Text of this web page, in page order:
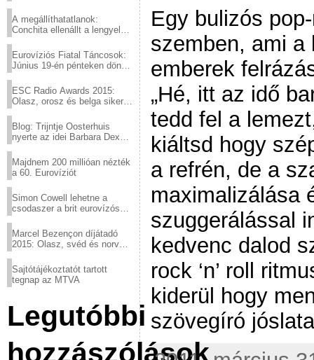
A megállíthatatlanok:
Conchita ellenállt a lengyel
Eurovíziós Fiatal Táncosok:
Június 19-én pénteken döntő
ESC Radio Awards 2015:
Olasz, orosz és belga siker,
Blog: Trijntje Oosterhuis
nyerte az idei Barbara Dex
Majdnem 200 millióan nézték
a 60. Eurovíziót
Simon Cowell lehetne a
csodaszer a brit eurovízós
Marcel Bezençon díjátadó
2015: Olasz, svéd és norvég
Sajtótájékoztatót tartott
tegnap az MTVA
Legutóbbi
hozzászólások
Egy bulizós
szemben, ami a
emberek
„Hé, itt az idő
tedd fel a
kiáltsd hogy
a refrén, de a
maximalizálása
szuggerálással
kedvenc dalod
rock ‘n’ roll
kiderül hogy
szövegíró